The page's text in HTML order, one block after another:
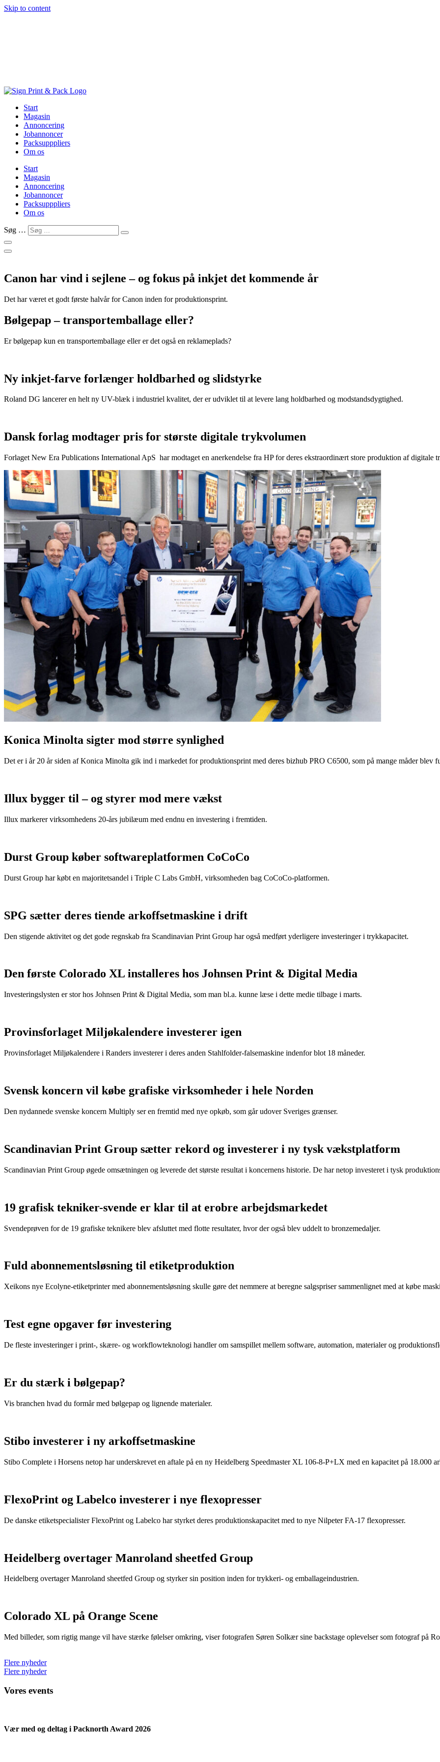
Skip to content
Start
Magasin
Annoncering
Jobannoncer
Packsupppliers
Om os
Start
Magasin
Annoncering
Jobannoncer
Packsupppliers
Om os
Søg …
Canon har vind i sejlene – og fokus på inkjet det kommende år
Det har været et godt første halvår for Canon inden for produktionsprint.
Bølgepap – transportemballage eller?
Er bølgepap kun en transportemballage eller er det også en reklameplads?
Ny inkjet-farve forlænger holdbarhed og slidstyrke
Roland DG lancerer en helt ny UV-blæk i industriel kvalitet, der er udviklet til at levere lang holdbarhed og modstandsdygtighed.
Dansk forlag modtager pris for største digitale trykvolumen
Forlaget New Era Publications International ApS har modtaget en anerkendelse fra HP for deres ekstraordinært store produktion af digitale
Konica Minolta sigter mod større synlighed
Det er i år 20 år siden af Konica Minolta gik ind i markedet for produktionsprint med deres bizhub PRO C6500, som på mange måder blev
Illux bygger til – og styrer mod mere vækst
Illux markerer virksomhedens 20-års jubilæum med endnu en investering i fremtiden.
Durst Group køber softwareplatformen CoCoCo
Durst Group har købt en majoritetsandel i Triple C Labs GmbH, virksomheden bag CoCoCo-platformen.
SPG sætter deres tiende arkoffsetmaskine i drift
Den stigende aktivitet og det gode regnskab fra Scandinavian Print Group har også medført yderligere investeringer i trykkapacitet.
Den første Colorado XL installeres hos Johnsen Print & Digital Media
Investeringslysten er stor hos Johnsen Print & Digital Media, som man bl.a. kunne læse i dette medie tilbage i marts.
Provinsforlaget Miljøkalendere investerer igen
Provinsforlaget Miljøkalendere i Randers investerer i deres anden Stahlfolder-falsemaskine indenfor blot 18 måneder.
Svensk koncern vil købe grafiske virksomheder i hele Norden
Den nydannede svenske koncern Multiply ser en fremtid med nye opkøb, som går udover Sveriges grænser.
Scandinavian Print Group sætter rekord og investerer i ny tysk vækstplatform
Scandinavian Print Group øgede omsætningen og leverede det største resultat i koncernens historie. De har netop investeret i tysk
19 grafisk tekniker-svende er klar til at erobre arbejdsmarkedet
Svendeprøven for de 19 grafiske teknikere blev afsluttet med flotte resultater, hvor der også blev uddelt to bronzemedaljer.
Fuld abonnementsløsning til etiketproduktion
Xeikons nye Ecolyne-etiketprinter med abonnementsløsning skulle gøre det nemmere at beregne salgspriser sammenlignet med at købe
Test egne opgaver før investering
De fleste investeringer i print-, skære- og workflowteknologi handler om samspillet mellem software, automation, materialer og
Er du stærk i bølgepap?
Vis branchen hvad du formår med bølgepap og lignende materialer.
Stibo investerer i ny arkoffsetmaskine
Stibo Complete i Horsens netop har underskrevet en aftale på en ny Heidelberg Speedmaster XL 106-8-P+LX med en kapacitet på 18.000
FlexoPrint og Labelco investerer i nye flexopresser
De danske etiketspecialister FlexoPrint og Labelco har styrket deres produktionskapacitet med to nye Nilpeter FA-17 flexopresser.
Heidelberg overtager Manroland sheetfed Group
Heidelberg overtager Manroland sheetfed Group og styrker sin position inden for trykkeri- og emballageindustrien.
Colorado XL på Orange Scene
Med billeder, som rigtig mange vil have stærke følelser omkring, viser fotografen Søren Solkær sine backstage oplevelser som fotograf på
Flere nyheder
Flere nyheder
Vores events
Vær med og deltag i Packnorth Award 2026